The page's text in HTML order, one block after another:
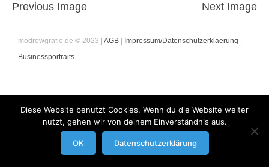
Previous Image Next Image
modrowgrafie.de © 2023 | AGB| Impressum/Datenschutzerklaerung
Businessportraits
Diese Website benutzt Cookies. Wenn du die Website weiter
nutzt, gehen wir von deinem Einverständnis aus.
OK Datenschutzerklärung